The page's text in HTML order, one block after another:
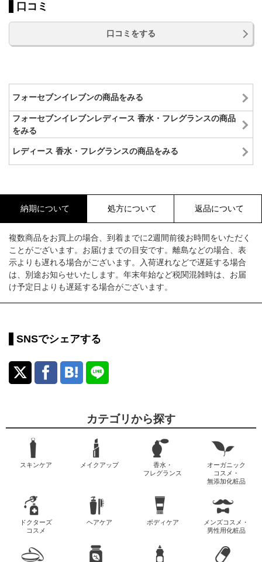
口コミ
口コミをする
フォーセブンイレブンの商品をみる
フォーセブンイレブンレディース 香水・フレグランスの商品
をみる
レディース 香水・フレグランスの商品をみる
納期について 処方について 返品について
複数商品をお買上の場合、到着までに2週間前後お時間をいただく
ことがございます。お届けまでの目安です。離島などの場合、表
示よりも遅れる場合がございます。入荷遅れなどで遅延する場合
は、別途お知らせいたします。年末年始など税関混雑時は、お届
け予定日よりも遅延する場合がございます。
SNSでシェアする
カテゴリから探す
スキンケア メイクアップ
香水・
フレグランス
オーガニック
コスメ・
無添加化粧品
ドクターズ
コスメ
ヘアケア ボディケア
メンズコスメ・
男性用化粧品